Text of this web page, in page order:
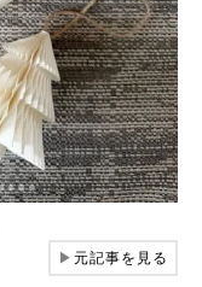
▶元記事を見る